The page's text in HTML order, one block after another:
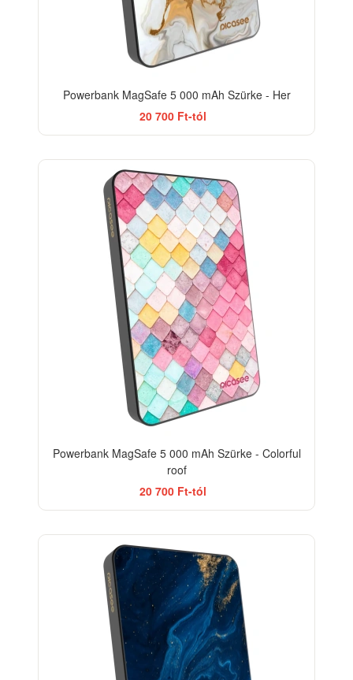
Powerbank MagSafe 5 000 mAh Szürke - Her
20 700 Ft-tól
Powerbank MagSafe 5 000 mAh Szürke - Colorful
roof
20 700 Ft-tól